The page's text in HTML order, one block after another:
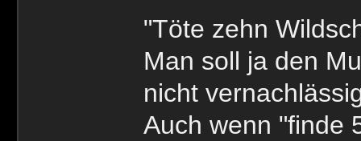
"Töte zehn
Man soll ja den
nicht
Auch wenn "finde